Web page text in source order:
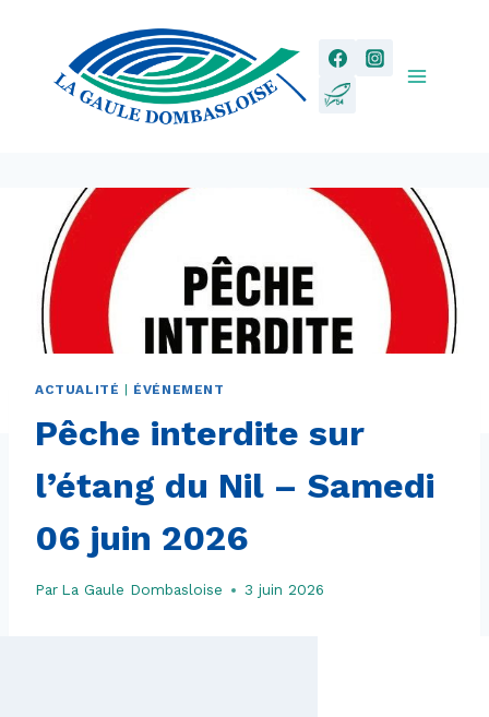
contenu
ACTUALITÉ ÉVÉNEMENT
Pêche interdite sur
l’étang du Nil – Samedi
06 juin 2026
Par La Gaule Dombasloise 3 juin 2026